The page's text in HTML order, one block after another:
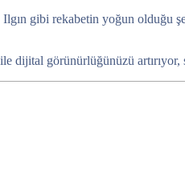
gibi rekabetin yoğun olduğu
ile dijital görünürlüğünüzü